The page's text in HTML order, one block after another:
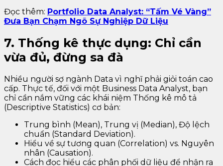
Đọc thêm: Portfolio Data Analyst: “Tấm Vé Vàng”
Đưa Bạn Chạm Ngõ Sự Nghiệp Dữ Liệu
7. Thống kê thực dụng: Chỉ cần
vừa đủ, đừng sa đà
Nhiều người sợ ngành Data vì nghĩ phải giỏi toán cao
cấp. Thực tế, đối với một Business Data Analyst, bạn
chỉ cần nắm vững các khái niệm Thống kê mô tả
(Descriptive Statistics) cơ bản:
Trung bình (Mean), Trung vị (Median), Độ lệch
chuẩn (Standard Deviation).
Hiểu về sự tương quan (Correlation) vs. Nguyên
nhân (Causation).
Cách đọc hiểu các phân phối dữ liệu để nhận ra